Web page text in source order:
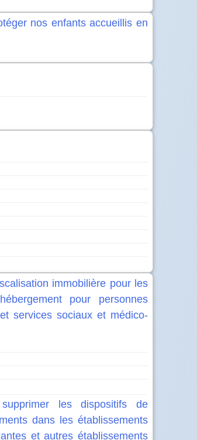
nos enfants accueillis en
immobilière pour les
pour personnes
services sociaux et médico-
les dispositifs de
dans les établissements
et autres établissements